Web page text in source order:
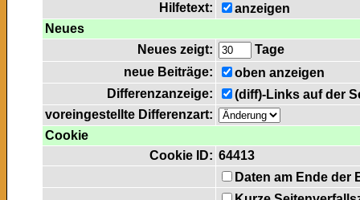
Hilfetext:
anzeigen
Neues
Neues zeigt:
Tage
neue Beiträge:
oben anzeigen
Differenzanzeige:
(diff)-Links auf der
voreingestellte Differenzart:
Cookie
Cookie ID: 64413
Daten am Ende der